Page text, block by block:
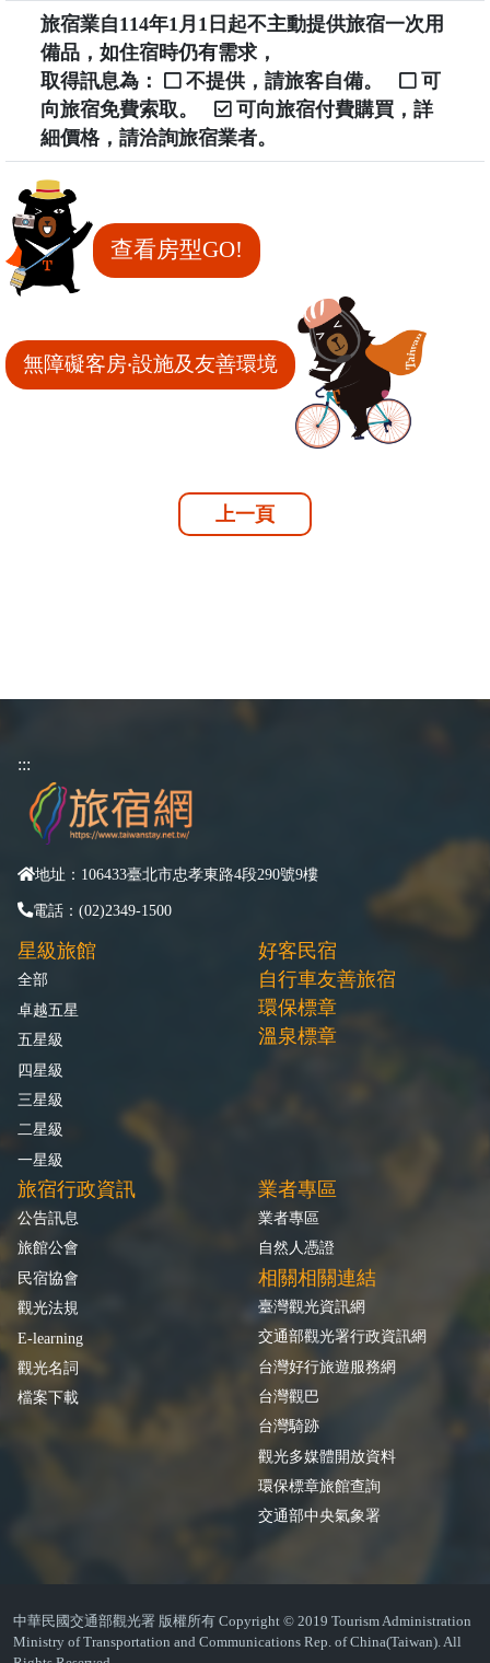
旅宿業自114年1月1日起不主動提供旅宿一次用
備品，如住宿時仍有需求，
取得訊息為：
不提供，請旅客自備。
可
向旅宿免費索取。
可向旅宿付費購買，詳
細價格，請洽詢旅宿業者。
查看房型GO!
無障礙客房‧設施及友善環境
上一頁
:::
地址：106433臺北市忠孝東路4段290號9樓
電話：(02)2349-1500
星級旅館
全部
卓越五星
五星級
四星級
三星級
二星級
一星級
好客民宿
自行車友善旅宿
環保標章
溫泉標章
旅宿行政資訊
公告訊息
旅館公會
民宿協會
觀光法規
E-learning
觀光名詞
檔案下載
業者專區
業者專區
自然人憑證
相關相關連結
臺灣觀光資訊網
交通部觀光署行政資訊網
台灣好行旅遊服務網
台灣觀巴
台灣騎跡
觀光多媒體開放資料
環保標章旅館查詢
交通部中央氣象署
中華民國交通部觀光署 版權所有 Copyright © 2019 Tourism Administration
Ministry of Transportation and Communications Rep. of China(Taiwan). All